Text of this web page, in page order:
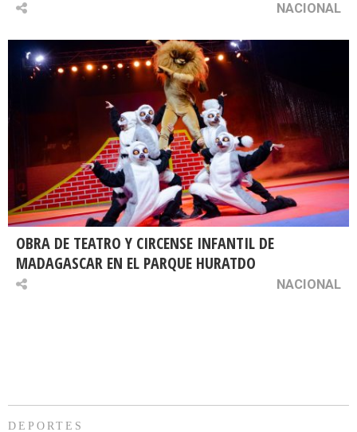
NACIONAL
OBRA DE TEATRO Y CIRCENSE INFANTIL DE
MADAGASCAR EN EL PARQUE HURATDO
NACIONAL
DEPORTES